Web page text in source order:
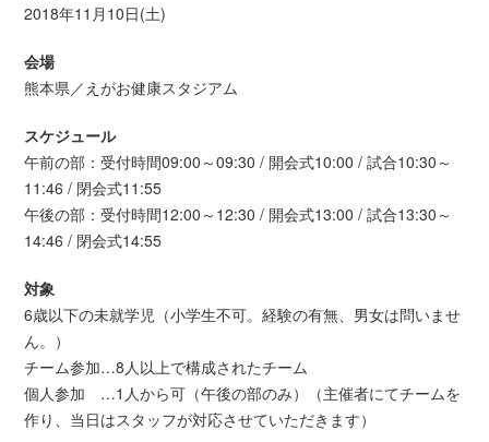
2018年11月10日(土)
会場
熊本県／えがお健康スタジアム
スケジュール
午前の部：受付時間09:00～09:30 / 開会式10:00 / 試合10:30～
11:46 / 閉会式11:55
午後の部：受付時間12:00～12:30 / 開会式13:00 / 試合13:30～
14:46 / 閉会式14:55
対象
6歳以下の未就学児（小学生不可。経験の有無、男女は問いませ
ん。）
チーム参加…8人以上で構成されたチーム
個人参加 …1人から可（午後の部のみ）（主催者にてチームを
作り、当日はスタッフが対応させていただきます）